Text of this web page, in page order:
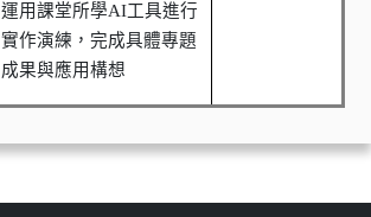
運用課堂所學AI工具進行
實作演練，完成具體專題
成果與應用構想